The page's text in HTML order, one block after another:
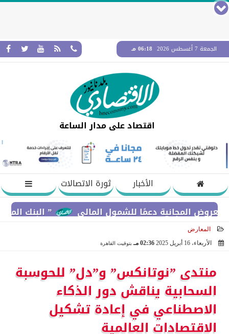
الجمعة 7 أغسطس 2026 06:18 مـ
اقتصاد على مدار الساعة
الأخبار
ثورة الاتصالات
” البنك المركزي” : معدلات الشمول المالي تواصل
دعمًا للشمول المالي
المعارض
الأربعاء، 16 أبريل 2025
02:36 مـ بتوقيت القاهرة
منتدى ”نوتانكس” و”دل” للحوسبة
السحابية يناقش دور الذكاء
الاصطناعي في إعادة تشكيل
الاقتصادات العالمية